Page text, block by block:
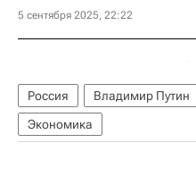
5 сентября 2025, 22:22
Россия Владимир Путин
Экономика